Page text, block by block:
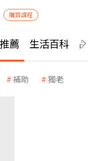
購買課程
薦 生活百科
補助 獨老